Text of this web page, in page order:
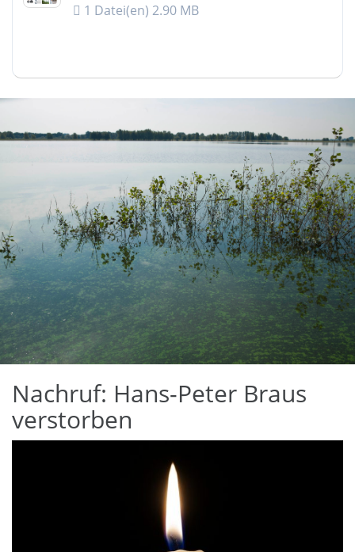
1 Datei(en) 2.90 MB
Nachruf: Hans-Peter Braus
verstorben